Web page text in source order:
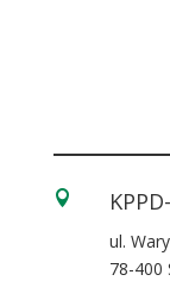

ul.
78-400